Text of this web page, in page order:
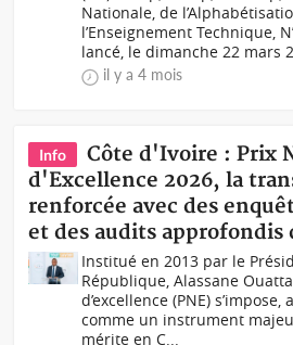
Nationale, de
l’Enseignement Technique,
lancé, le dimanche 22 mars
il y a 4 mois
Info
Côte d'Ivoire : Prix
d'Excellence 2026, la
renforcée avec des
et des audits approfondis
Institué en 2013 par le
République, Alassane
d’excellence (PNE)
comme un instrument
mérite en C...